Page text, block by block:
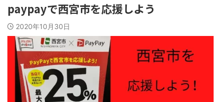
paypayで西宮市を応援しよう
2020年10月30日